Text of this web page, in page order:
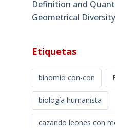
Definition and
Geometrical
Etiquetas
binomio con-con
biología humanista
cazando leones con